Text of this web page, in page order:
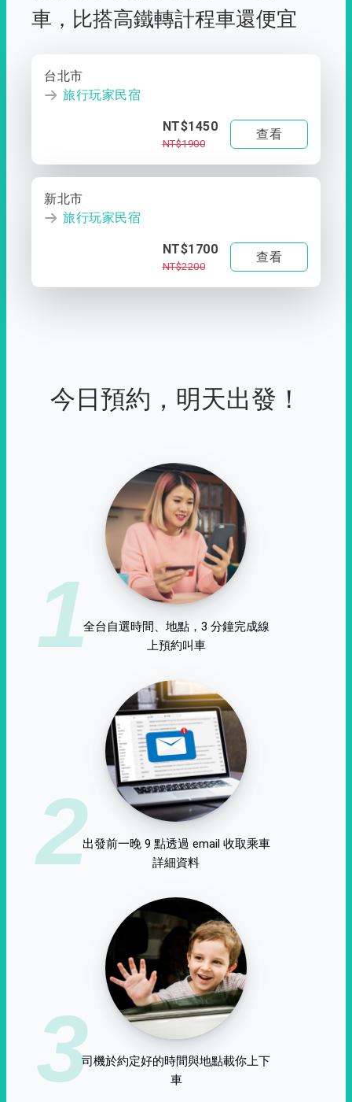
車， 比搭高鐵轉計程車還便宜
台北市
旅行玩家民宿
NT$1450
NT$1900
查看
新北市
旅行玩家民宿
NT$1700
NT$2200
查看
今日預約，明天出發！
1全台自選時間、地點，3 分鐘完成線
上預約叫車
2出發前一晚 9 點透過 email 收取乘車
詳細資料
3司機於約定好的時間與地點載你上下
車